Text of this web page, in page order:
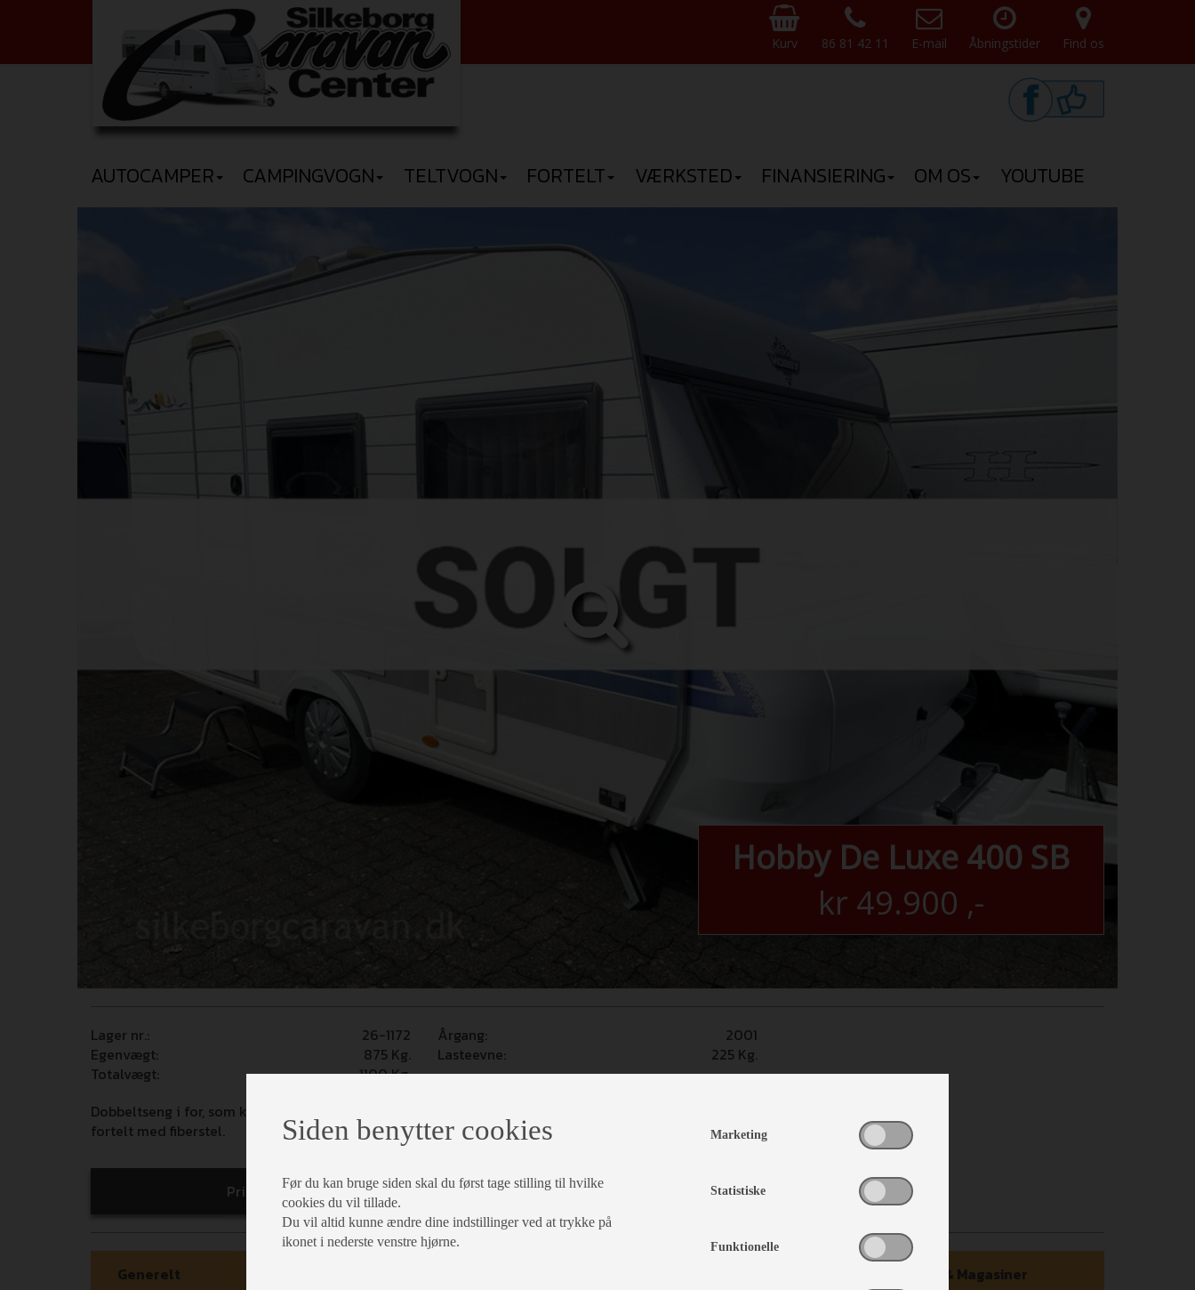
Kurv 86 81 42 11 E-mail Åbningstider Find os
AUTOCAMPER CAMPINGVOGN TELTVOGN FORTELT VÆRKSTED FINANSIERING OM OS YOUTUBE
Hobby De Luxe 400 SB
kr 49.900 ,-
Lager nr.: 26-1172 Årgang:
2001
Egenvægt:
875 Kg. Lasteevne: 225 Kg.
Totalvægt:
1100Kg.
Dobbeltseng i for, som kan ændres sil siddegruppe, toiletrum i bag, der medfølger et Isabella Capri
fortelt med fiberstel.
Print Finansiering
Generelt
Karrosseri, Chassis & Magasiner
Siden benytter cookies
Før du kan bruge siden skal du først tage stilling til hvilke
cookies du vil tillade.
Du vil altid kunne ændre dine indstillinger ved at trykke på
ikonet i nederste venstre hjørne.
Marketing
Statistiske
Funktionelle